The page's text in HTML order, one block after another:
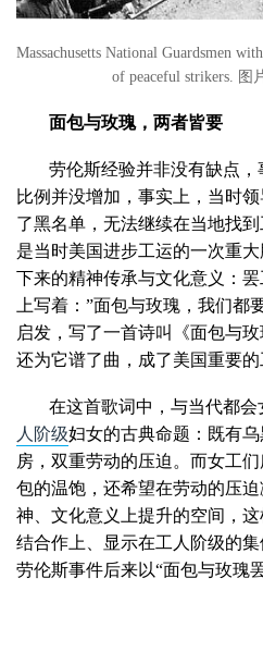
Massachusetts National Guardsmen
of peaceful strikers. 图
面包与玫瑰，两者皆要
劳伦斯经验并非没有缺点
比例并没增加，事实上，当时
了黑名单，无法继续在当地找
是当时美国进步工运的一次重
下来的精神传承与文化意义：
上写着：”面包与玫瑰，我们都
启发，写了一首诗叫《面包与玫
还为它谱了曲，成了美国重要的
在这首歌词中，与当代都
人阶级妇女的古典命题：既有
房，双重劳动的压迫。而女工
包的温饱，还希望在劳动的压
神、文化意义上提升的空间，
结合作上、显示在工人阶级的
劳伦斯事件后来以“面包与玫瑰